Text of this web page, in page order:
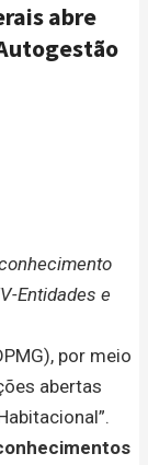
abre
Entidades e
por meio
abertas